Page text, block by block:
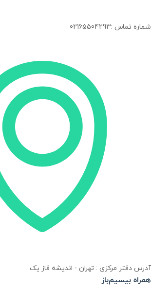
شماره تماس :02165504293
آدرس دفتر مرکزی : تهران - اندیشه فاز یک
همراه بیسیم‌باز